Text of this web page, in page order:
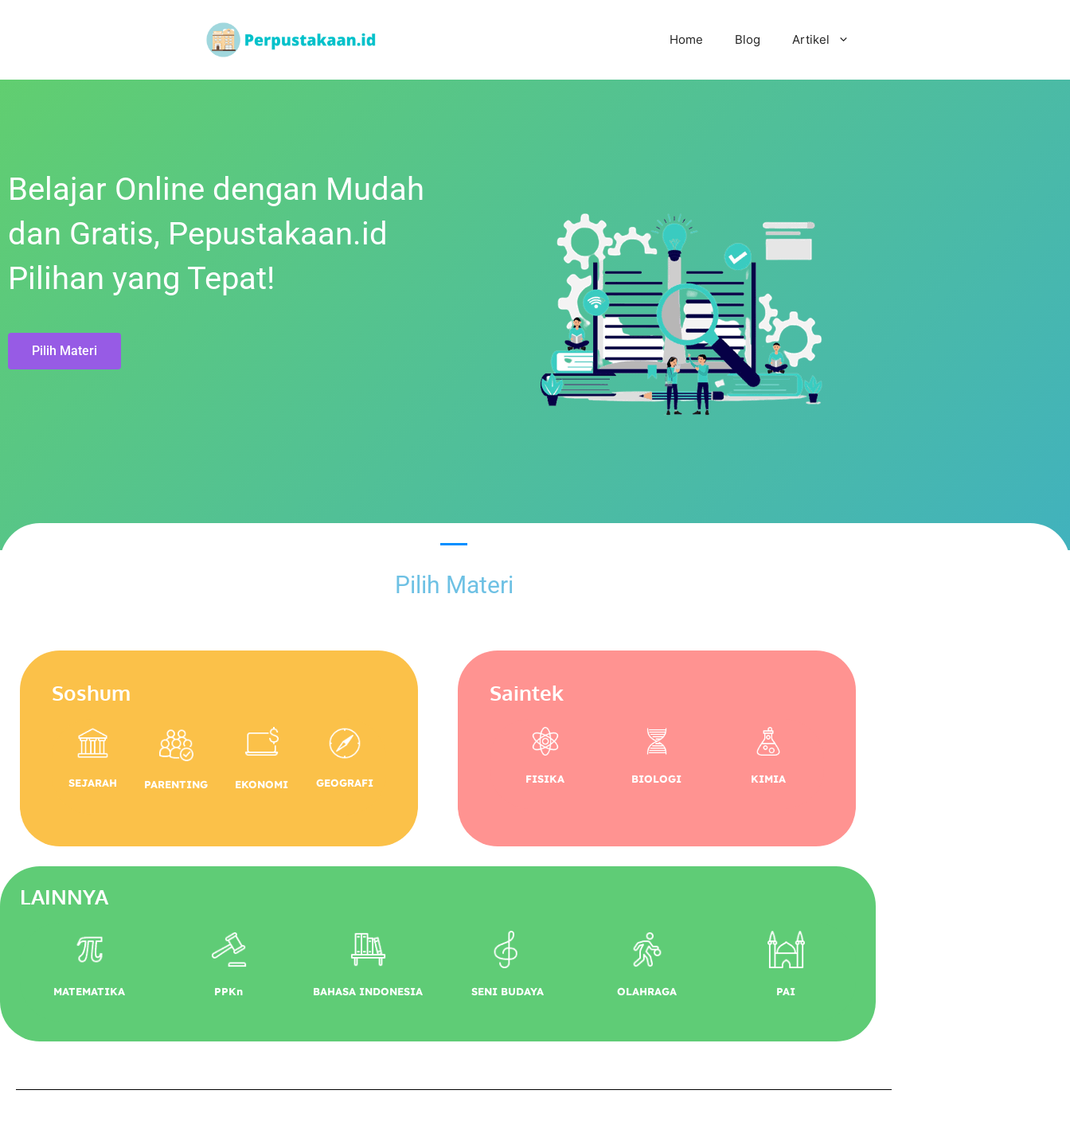
Home Blog Artikel
Belajar Online dengan Mudah
dan Gratis, Pepustakaan.id
Pilihan yang Tepat!
Pilih Materi
Pilih Materi
Soshum
SEJARAH PARENTING EKONOMI GEOGRAFI
Saintek
FISIKA BIOLOGI KIMIA
LAINNYA
MATEMATIKA PPKn BAHASA INDONESIA SENI BUDAYA OLAHRAGA PAI